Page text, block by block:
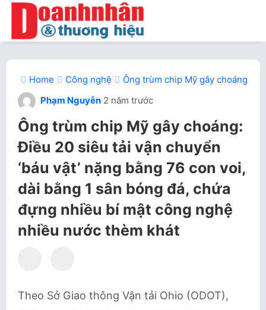
Home Công nghệ
Ông trùm chip Mỹ gây choáng:
Phạm Nguyễn 2 năm trước
Ông trùm chip Mỹ gây choáng:
Điều 20 siêu tải vận chuyển
‘báu vật’ nặng bằng 76 con voi,
dài bằng 1 sân bóng đá, chứa
đựng nhiều bí mật công nghệ
nhiều nước thèm khát
Theo Sở Giao thông Vận tải Ohio (ODOT),